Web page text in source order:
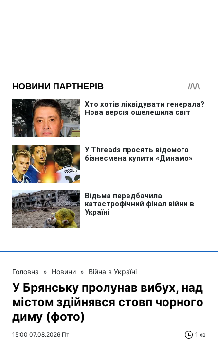
Головна » Новини » Війна в Україні
У Брянську пролунав вибух, над
містом здійнявся стовп чорного
диму (фото)
15:00 07.08.2026 Пт 1 хв